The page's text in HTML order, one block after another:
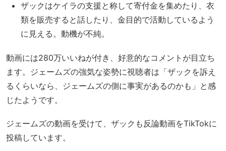
ザックはケイラの支援と称して寄付金を集めたり、衣
類を販売すると話したり、金目的で活動しているよう
に見える。動機が不純。
動画には280万いいねが付き、好意的なコメントが目立ち
ます。ジェームズの強気な姿勢に視聴者は「ザックを訴え
るくらいなら、ジェームズの側に事実があるのかも」と感
じたようです。
ジェームズの動画を受けて、ザックも反論動画をTikTokに
投稿しています。